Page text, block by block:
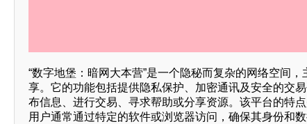
“数字地堡：暗网大本营”是一个隐秘而复杂的网络空间
享。它的功能包括提供隐私保护、加密通讯及安全的交
布信息、进行交易、寻求帮助或分享资源。该平台的特
用户通常通过特定的软件或浏览器访问，确保其身份和